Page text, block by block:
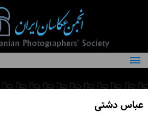
درباره انجمن
کمیته‌های انجمن
عباس دشتی